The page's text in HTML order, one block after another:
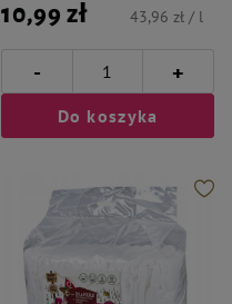
10,99 zł 43,96 zł / l
- +
Do koszyka